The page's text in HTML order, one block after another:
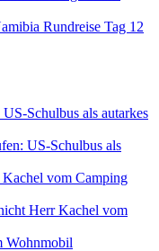
Rundreise Tag 12
Schulbus als autarkes
US-Schulbus als
vom Camping
Herr Kachel vom
Wohnmobil